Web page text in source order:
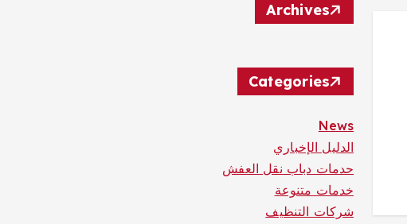
Archives
Categories
News
الدليل الإخباري
حدمات دباب نقل العفش
خدمات متنوعة
شركات التنظيف